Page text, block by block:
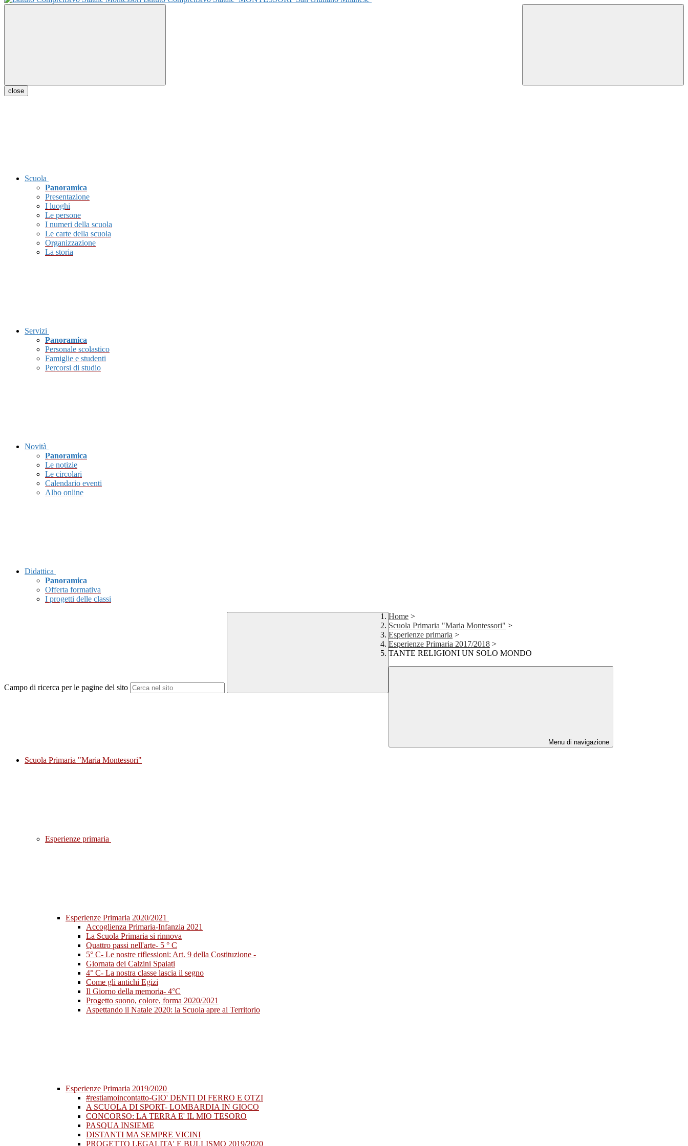
close
Scuola
Panoramica
Presentazione
I luoghi
Le persone
I numeri della scuola
Le carte della scuola
Organizzazione
La storia
Servizi
Panoramica
Personale scolastico
Famiglie e studenti
Percorsi di studio
Novità
Panoramica
Le notizie
Le circolari
Calendario eventi
Albo online
Didattica
Panoramica
Offerta formativa
I progetti delle classi
Campo di ricerca per le pagine del sito
Home >
Scuola Primaria "Maria Montessori" >
Esperienze primaria >
Esperienze Primaria 2017/2018 >
TANTE RELIGIONI UN SOLO MONDO
Menu di navigazione
Scuola Primaria "Maria Montessori"
Esperienze primaria
Esperienze Primaria 2020/2021
Accoglienza Primaria-Infanzia 2021
La Scuola Primaria si rinnova
Quattro passi nell'arte- 5 ° C
5° C- Le nostre riflessioni: Art. 9 della Costituzione -
Giornata dei Calzini Spaiati
4° C- La nostra classe lascia il segno
Come gli antichi Egizi
Il Giorno della memoria- 4°C
Progetto suono, colore, forma 2020/2021
Aspettando il Natale 2020: la Scuola apre al Territorio
Esperienze Primaria 2019/2020
#restiamoincontatto-GIO' DENTI DI FERRO E OTZI
A SCUOLA DI SPORT- LOMBARDIA IN GIOCO
CONCORSO: LA TERRA E' IL MIO TESORO
PASQUA INSIEME
DISTANTI MA SEMPRE VICINI
PROGETTO LEGALITA' E BULLISMO 2019/2020